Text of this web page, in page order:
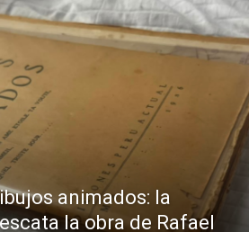
animados: la
la obra de Rafael